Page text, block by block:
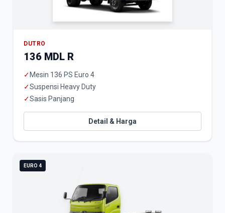
DUTRO
136 MDL R
✓ Mesin 136 PS Euro 4
✓Suspensi Heavy Duty
✓Sasis Panjang
Detail & Harga
EURO 4